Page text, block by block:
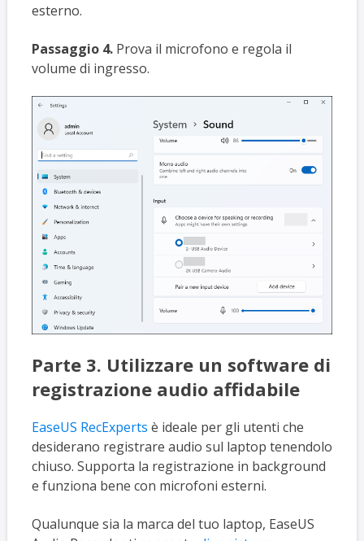
esterno.
Passaggio 4.Prova il microfono e regola il
volume di ingresso.
Parte 3. Utilizzare un software di
registrazione audio affidabile
EaseUS RecExperts è ideale per gli utenti che
desiderano registrare audio sul laptop tenendolo
chiuso. Supporta la registrazione in background
e funziona bene con microfoni esterni.
Qualunque sia la marca del tuo laptop, EaseUS